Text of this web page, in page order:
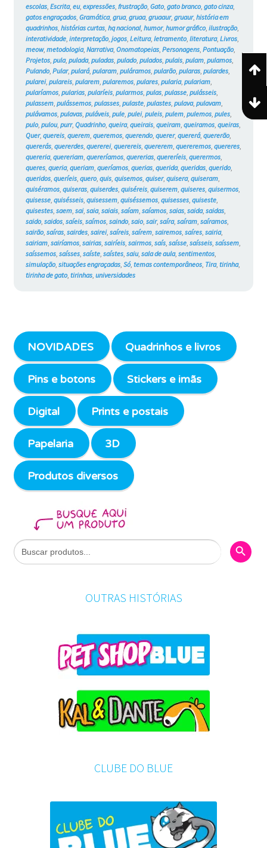
escolas, Escrita, eu, expressões, frustração, Gato, gato branco, gato cinza,
gatos engraçados, Gramática, grua, gruaa, gruaaur, gruaur, história em
quadrinhos, histórias curtas, hq nacional, humor, humor gráfico, ilustração,
interatividade, interpretação, jogos, Leitura, letramento, literatura, Livros,
meow, metodologia, Narrativa, Onomatopeias, Personagens, Pontuação,
Projetos, pula, pulada, puladas, pulado, pulados, pulais, pulam, pulamos,
Pulando, Pular, pulará, pularam, puláramos, pularão, pularas, pulardes,
pularei, pulareis, pularem, pularemos, pulares, pularia, pulariam,
pularíamos, pularias, pularíeis, pularmos, pulas, pulasse, pulásseis,
pulassem, pulássemos, pulasses, pulaste, pulastes, pulava, pulavam,
pulávamos, pulavas, puláveis, pule, pulei, puleis, pulem, pulemos, pules,
pulo, pulou, purr, Quadrinho, queira, queirais, queiram, queiramos, queiras,
Quer, quereis, querem, queremos, querendo, querer, quererá, quererão,
quererás, quererdes, quererei, querereis, quererem, quereremos, quereres,
quereria, quereriam, quereríamos, quererias, quereríeis, querermos,
queres, queria, queriam, queríamos, querias, querida, queridas, querido,
queridos, queríeis, quero, quis, quisemos, quiser, quisera, quiseram,
quiséramos, quiseras, quiserdes, quiséreis, quiserem, quiseres, quisermos,
quisesse, quisésseis, quisessem, quiséssemos, quisesses, quiseste,
quisestes, saem, sai, saia, saiais, saíam, saíamos, saias, saida, saidas,
saido, saidos, saíeis, saímos, saindo, saio, sair, saíra, saíram, saíramos,
sairão, saíras, sairdes, sairei, saíreis, saírem, sairemos, saíres, sairia,
sairiam, sairíamos, sairias, sairíeis, sairmos, saís, saísse, saísseis, saíssem,
saíssemos, saísses, saíste, saístes, saiu, sala de aula, sentimentos,
simulação, situações engraçadas, Só, temas contemporâneos, Tira, tirinha,
tirinha de gato, tirinhas, universidades
NOVIDADES Quadrinhos e livros
Pins e botons Stickers e imãs
Digital Prints e postais
Papelaria 3D
Produtos diversos
Search
for:
Search
OUTRAS HISTÓRIAS
CLUBE DO BLUE